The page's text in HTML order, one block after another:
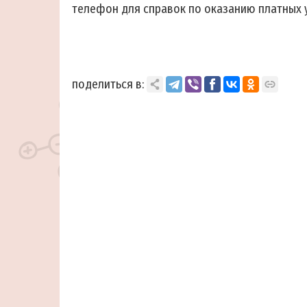
телефон для справок по оказанию платных
поделиться в: